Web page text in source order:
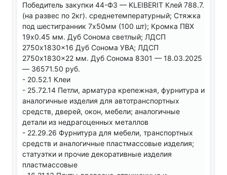
Победитель закупки 44-ФЗ — KLEIBERIT Клей 788.7.
(на развес по 2кг). среднетемпературный; Стяжка
под шестигранник 7x50мм (100 шт); Кромка ПВХ
19x0.45 мм. Дуб Сонома светлый; ЛДСП
2750x1830x16 Дуб Сонома УВА; ЛДСП
2750x1830x22 мм. Дуб Сонома 8301 — 18.03.2025
— 36571.50 руб.
- 20.52.1 Клеи
- 25.72.14 Петли, арматура крепежная, фурнитура и
аналогичные изделия для автотранспортных
средств, дверей, окон, мебели; аналогичные
детали из недрагоценных металлов
- 22.29.26 Фурнитура для мебели, транспортных
средств и аналогичные пластмассовые изделия;
статуэтки и прочие декоративные изделия
пластмассовые